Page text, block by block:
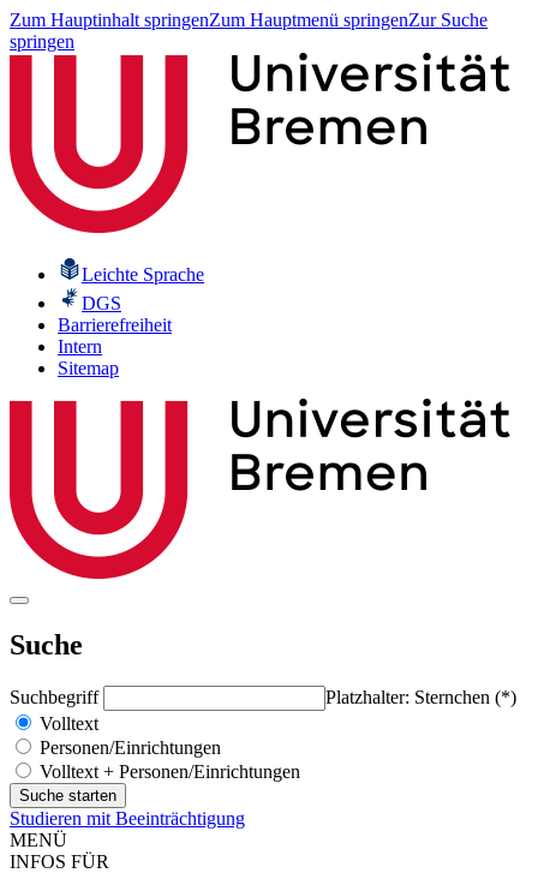
Zum Hauptinhalt springenZum Hauptmenü springenZur Suche
springen
Leichte Sprache
DGS
Barrierefreiheit
Intern
Sitemap
Suche
Suchbegriff
Platzhalter: Sternchen (*)
Volltext
Personen/Einrichtungen
Volltext + Personen/Einrichtungen
Studieren mit Beeinträchtigung
MENÜ
INFOS FÜR